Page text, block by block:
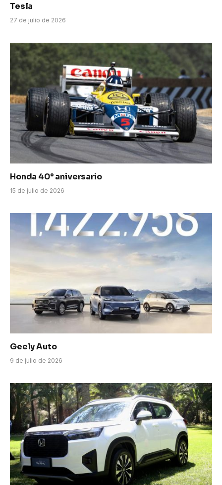
Tesla
27 de julio de 2026
Honda 40° aniversario
15 de julio de 2026
Geely Auto
9 de julio de 2026